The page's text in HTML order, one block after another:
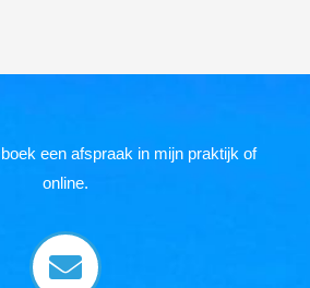
een afspraak in mijn praktijk of
online.